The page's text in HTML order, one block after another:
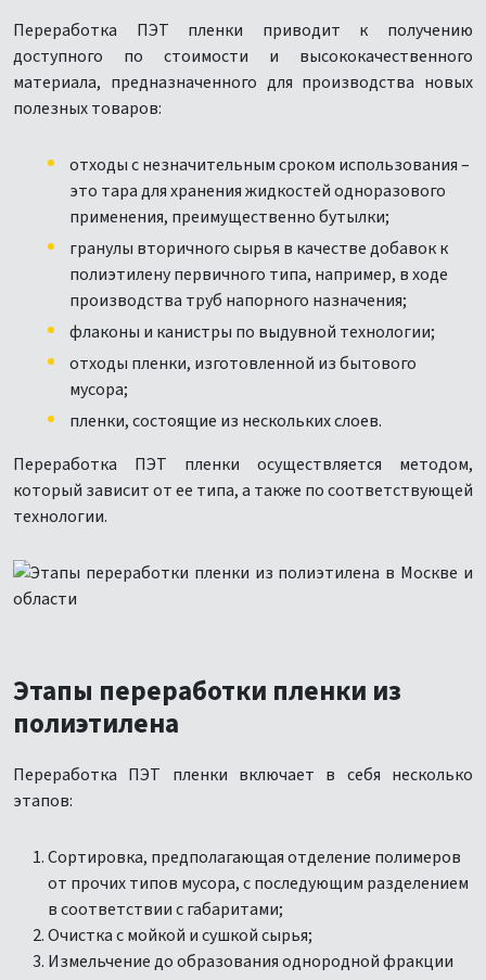
Переработка ПЭТ пленки приводит к получению
доступного по стоимости и высококачественного
материала, предназначенного для производства новых
полезных товаров:
отходы с незначительным сроком использования –
это тара для хранения жидкостей одноразового
применения, преимущественно бутылки;
гранулы вторичного сырья в качестве добавок к
полиэтилену первичного типа, например, в ходе
производства труб напорного назначения;
флаконы и канистры по выдувной технологии;
отходы пленки, изготовленной из бытового
мусора;
пленки, состоящие из нескольких слоев.
Переработка ПЭТ пленки осуществляется методом,
который зависит от ее типа, а также по соответствующей
технологии.
Этапы переработки пленки из
полиэтилена
Переработка ПЭТ пленки включает в себя несколько
этапов:
Сортировка, предполагающая отделение полимеров
от прочих типов мусора, с последующим разделением
в соответствии с габаритами;
Очистка с мойкой и сушкой сырья;
Измельчение до образования однородной фракции